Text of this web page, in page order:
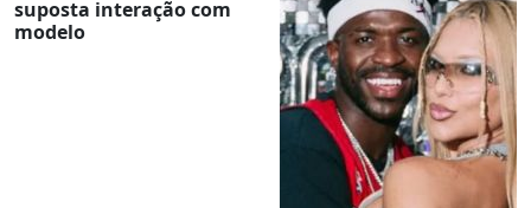
suposta interação com
modelo